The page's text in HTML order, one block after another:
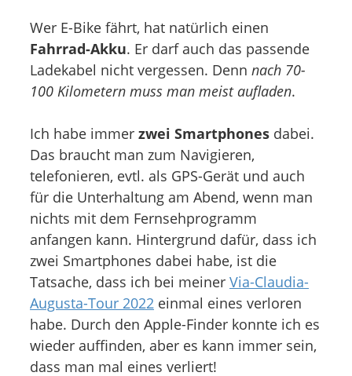
Wer E-Bike fährt, hat natürlich einen
Fahrrad-Akku. Er darf auch das passende
Ladekabel nicht vergessen. Denn nach 70-
100 Kilometern muss man meist aufladen.
Ich habe immer zwei Smartphones dabei.
Das braucht man zum Navigieren,
telefonieren, evtl. als GPS-Gerät und auch
für die Unterhaltung am Abend, wenn man
nichts mit dem Fernsehprogramm
anfangen kann. Hintergrund dafür, dass ich
zwei Smartphones dabei habe, ist die
Tatsache, dass ich bei meiner Via-Claudia-
Augusta-Tour 2022 einmal eines verloren
habe. Durch den Apple-Finder konnte ich es
wieder auffinden, aber es kann immer sein,
dass man mal eines verliert!